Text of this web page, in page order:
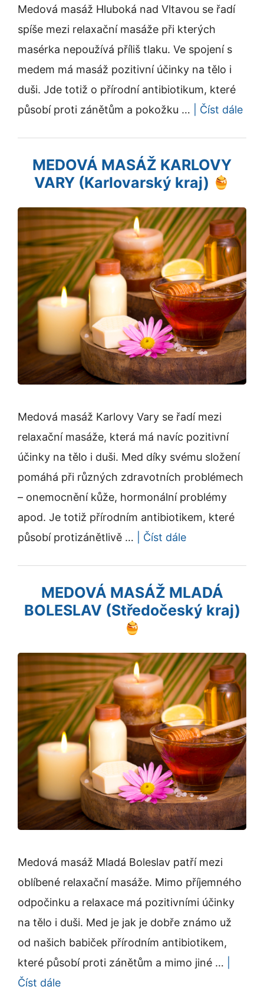
Medová masáž Hluboká nad Vltavou se řadí
spíše mezi relaxační masáže při kterých
masérka nepoužívá příliš tlaku. Ve spojení s
medem má masáž pozitivní účinky na tělo i
duši. Jde totiž o přírodní antibiotikum, které
působí proti zánětům a pokožku …
| Číst dále
MEDOVÁ MASÁŽ KARLOVY
VARY (Karlovarský kraj)
Medová masáž Karlovy Vary se řadí mezi
relaxační masáže, která má navíc pozitivní
účinky na tělo i duši. Med díky svému složení
pomáhá při různých zdravotních problémech
– onemocnění kůže, hormonální problémy
apod. Je totiž přírodním antibiotikem, které
působí protizánětlivě …
| Číst dále
MEDOVÁ MASÁŽ MLADÁ
BOLESLAV (Středočeský kraj)
Medová masáž Mladá Boleslav patří mezi
oblíbené relaxační masáže. Mimo příjemného
odpočinku a relaxace má pozitivními účinky
na tělo i duši. Med je jak je dobře známo už
od našich babiček přírodním antibiotikem,
které působí proti zánětům a mimo jiné …
Číst dále